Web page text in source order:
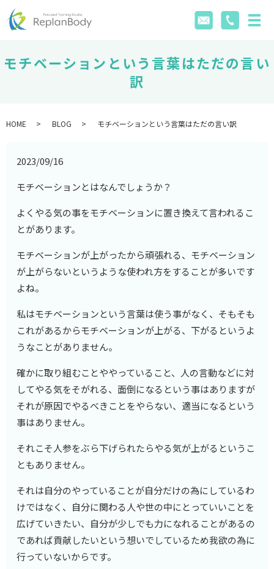
モチベーションという言葉はただの言い
訳
HOME BLOG モチベーションという言葉はただの言い訳
2023/09/16
モチベーションとはなんでしょうか？
よくやる気の事をモチベーションに置き換えて言われるこ
とがあります。
モチベーションが上がったから頑張れる、モチベーション
が上がらないというような使われ方をすることが多いです
よね。
私はモチベーションという言葉は使う事がなく、そもそも
これがあるからモチベーションが上がる、下がるというよ
うなことがありません。
確かに取り組むことややっていること、人の言動などに対
してやる気をそがれる、面倒になるという事はありますが
それが原因でやるべきことをやらない、適当になるという
事はありません。
それこそ人参をぶら下げられたらやる気が上がるというこ
ともありません。
それは自分のやっていることが自分だけの為にしているわ
けではなく、自分に関わる人や世の中にとっていいことを
広げていきたい、自分が少しでも力になれることがあるの
であれば貢献したいという想いでしているため我欲の為に
行っていないからです。